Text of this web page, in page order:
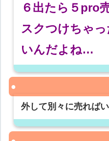
６出たら５pro
スクつけちゃ
いんだよね…
外して別々に売れば